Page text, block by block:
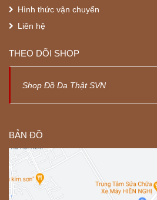
Hình thức vận chuyển
Liên hệ
THEO DÕI SHOP
Shop Đồ Da Thật SVN
BẢN ĐỒ